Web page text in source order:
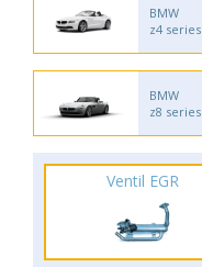
BMW
z4 series
BMW
z8 series
Ventil EGR